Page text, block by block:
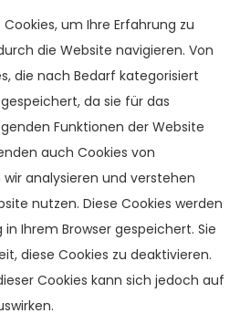
um Ihre Erfahrung zu
die Website navigieren. Von
die nach Bedarf kategorisiert
da sie für das
Funktionen der Website
auch Cookies von
analysieren und verstehen
nutzen. Diese Cookies werden
Ihrem Browser gespeichert. Sie
diese Cookies zu deaktivieren.
Cookies kann sich jedoch auf